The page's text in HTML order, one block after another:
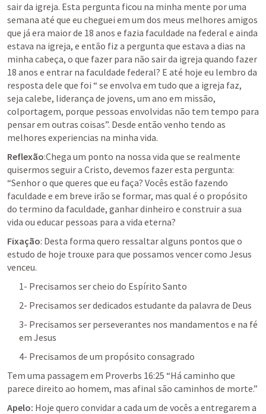
sair da igreja. Esta pergunta ficou na minha mente por uma
semana até que eu cheguei em um dos meus melhores amigos
que já era maior de 18 anos e fazia faculdade na federal e ainda
estava na igreja, e então fiz a pergunta que estava a dias na
minha cabeça, o que fazer para não sair da igreja quando fazer
18 anos e entrar na faculdade federal? E até hoje eu lembro da
resposta dele que foi “ se envolva em tudo que a igreja faz,
seja calebe, liderança de jovens, um ano em missão,
colportagem, porque pessoas envolvidas não tem tempo para
pensar em outras coisas”. Desde então venho tendo as
melhores experiencias na minha vida.
Reflexão:Chega um ponto na nossa vida que se realmente
quisermos seguir a Cristo, devemos fazer esta pergunta:
“Senhor o que queres que eu faça? Vocês estão fazendo
faculdade e em breve irão se formar, mas qual é o propósito
do termino da faculdade, ganhar dinheiro e construir a sua
vida ou educar pessoas para a vida eterna?
Fixação: Desta forma quero ressaltar alguns pontos que o
estudo de hoje trouxe para que possamos vencer como Jesus
venceu.
1- Precisamos ser cheio do Espírito Santo
2- Precisamos ser dedicados estudante da palavra de Deus
3- Precisamos ser perseverantes nos mandamentos e na fé
em Jesus
4- Precisamos de um propósito consagrado
Tem uma passagem em Proverbs 16:25 “Há caminho que
Apelo: Hoje quero convidar a cada um de vocês a entregarem a